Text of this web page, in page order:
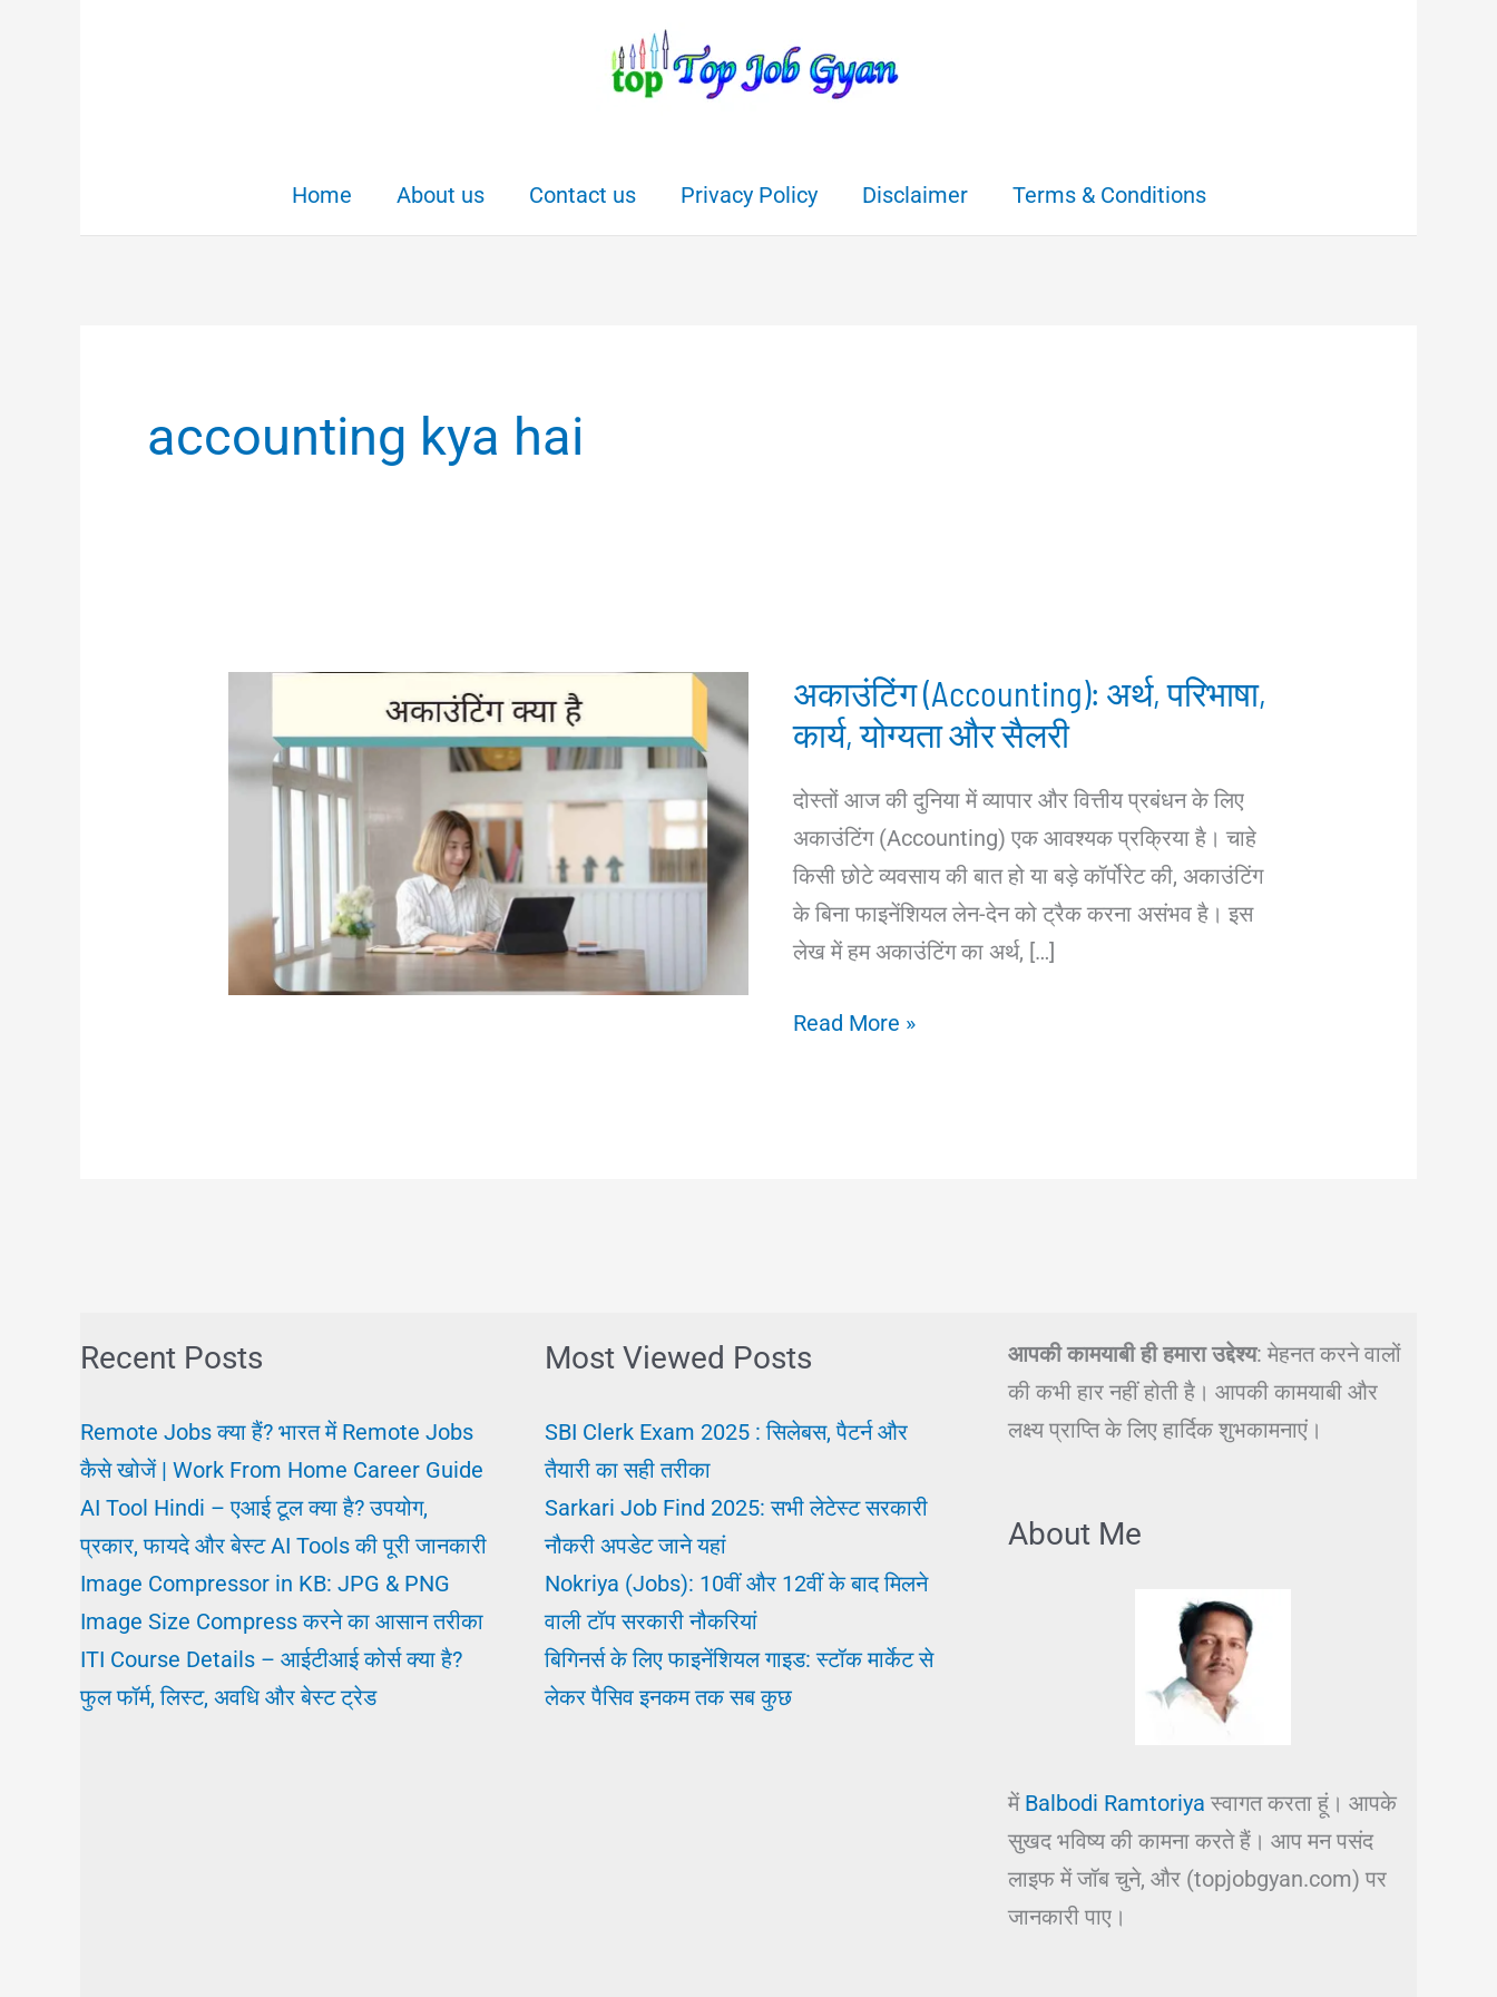
Home About us Contact us Privacy Policy Disclaimer Terms & Conditions
accounting kya hai
अकाउंटिंग (Accounting): अर्थ, परिभाषा,
कार्य, योग्यता और सैलरी
दोस्तों आज की दुनिया में व्यापार और वित्तीय प्रबंधन के लिए
अकाउंटिंग (Accounting) एक आवश्यक प्रक्रिया है। चाहे
किसी छोटे व्यवसाय की बात हो या बड़े कॉर्पोरेट की, अकाउंटिंग
के बिना फाइनेंशियल लेन-देन को ट्रैक करना असंभव है। इस
लेख में हम अकाउंटिंग का अर्थ, […]
अकाउंटिंग
Read More »
Recent Posts
Remote Jobs क्या हैं? भारत में Remote Jobs
कैसे खोजें | Work From Home Career Guide
AI Tool Hindi – एआई टूल क्या है? उपयोग,
प्रकार, फायदे और बेस्ट AI Tools की पूरी जानकारी
Image Compressor in KB: JPG & PNG
Image Size Compress करने का आसान तरीका
ITI Course Details – आईटीआई कोर्स क्या है?
फुल फॉर्म, लिस्ट, अवधि और बेस्ट ट्रेड
Most Viewed Posts
SBI Clerk Exam 2025 : सिलेबस, पैटर्न और
तैयारी का सही तरीका
Sarkari Job Find 2025: सभी लेटेस्ट सरकारी
नौकरी अपडेट जाने यहां
Nokriya (Jobs): 10वीं और 12वीं के बाद मिलने
वाली टॉप सरकारी नौकरियां
बिगिनर्स के लिए फाइनेंशियल गाइड: स्टॉक मार्केट से
लेकर पैसिव इनकम तक सब कुछ
आपकी कामयाबी ही हमारा उद्देश्य: मेहनत करने वालों
की कभी हार नहीं होती है। आपकी कामयाबी और
लक्ष्य प्राप्ति के लिए हार्दिक शुभकामनाएं।
About Me
में Balbodi Ramtoriya स्वागत करता हूं। आपके
सुखद भविष्य की कामना करते हैं। आप मन पसंद
लाइफ में जॉब चुने, और (topjobgyan.com) पर
जानकारी पाए।